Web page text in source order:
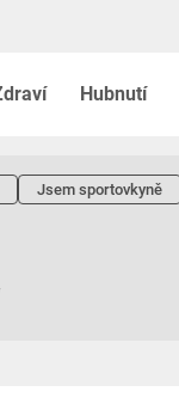
Hubnutí
Jsem sportovkyně